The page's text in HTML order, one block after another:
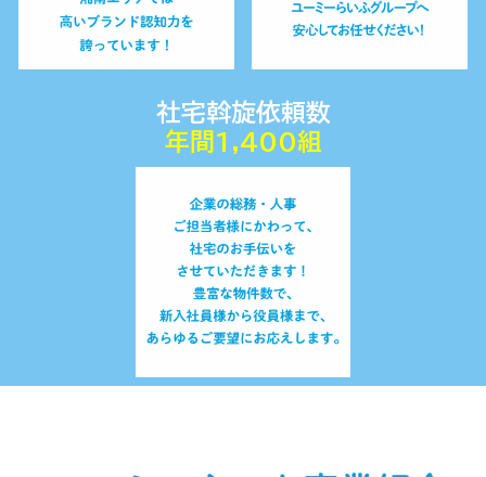
社宅斡旋依頼数
年間1,400組